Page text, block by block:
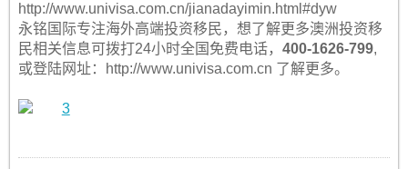
http://www.univisa.com.cn/jianadayimin.html#dyw
永铭国际专注海外高端投资移民，想了解更多澳洲投资移
民相关信息可拨打24小时全国免费电话， 400-1626-799,
或登陆网址：http://www.univisa.com.cn 了解更多。